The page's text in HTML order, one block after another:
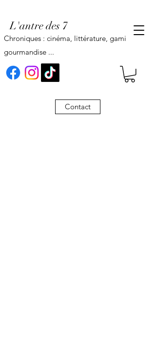
L'antre des 7
Contact
Chroniques : cinéma, littérature, gaming,
gourmandise ...